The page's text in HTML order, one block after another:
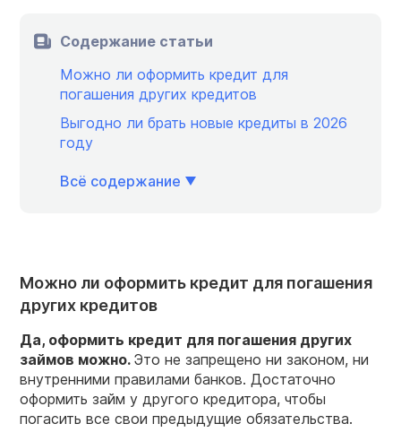
Содержание статьи
Можно ли оформить кредит для
погашения других кредитов
Выгодно ли брать новые кредиты в 2026
году
Всё содержание
Можно ли оформить кредит для погашения
других кредитов
Да, оформить кредит для погашения других
займов можно. Это не запрещено ни законом, ни
внутренними правилами банков. Достаточно
оформить займ у другого кредитора, чтобы
погасить все свои предыдущие обязательства.